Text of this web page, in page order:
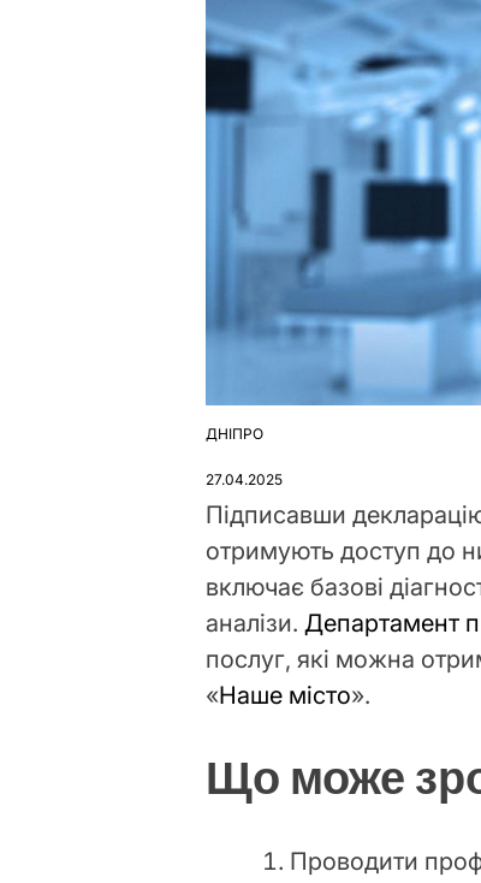
ОПУБЛІКУВАТИ
ДНІПРО
27.04.2025
Підписавши
отримують доступ до
включає базові
аналізи.Департамент
послуг, які можна
«Наше місто».
Що може
Проводити